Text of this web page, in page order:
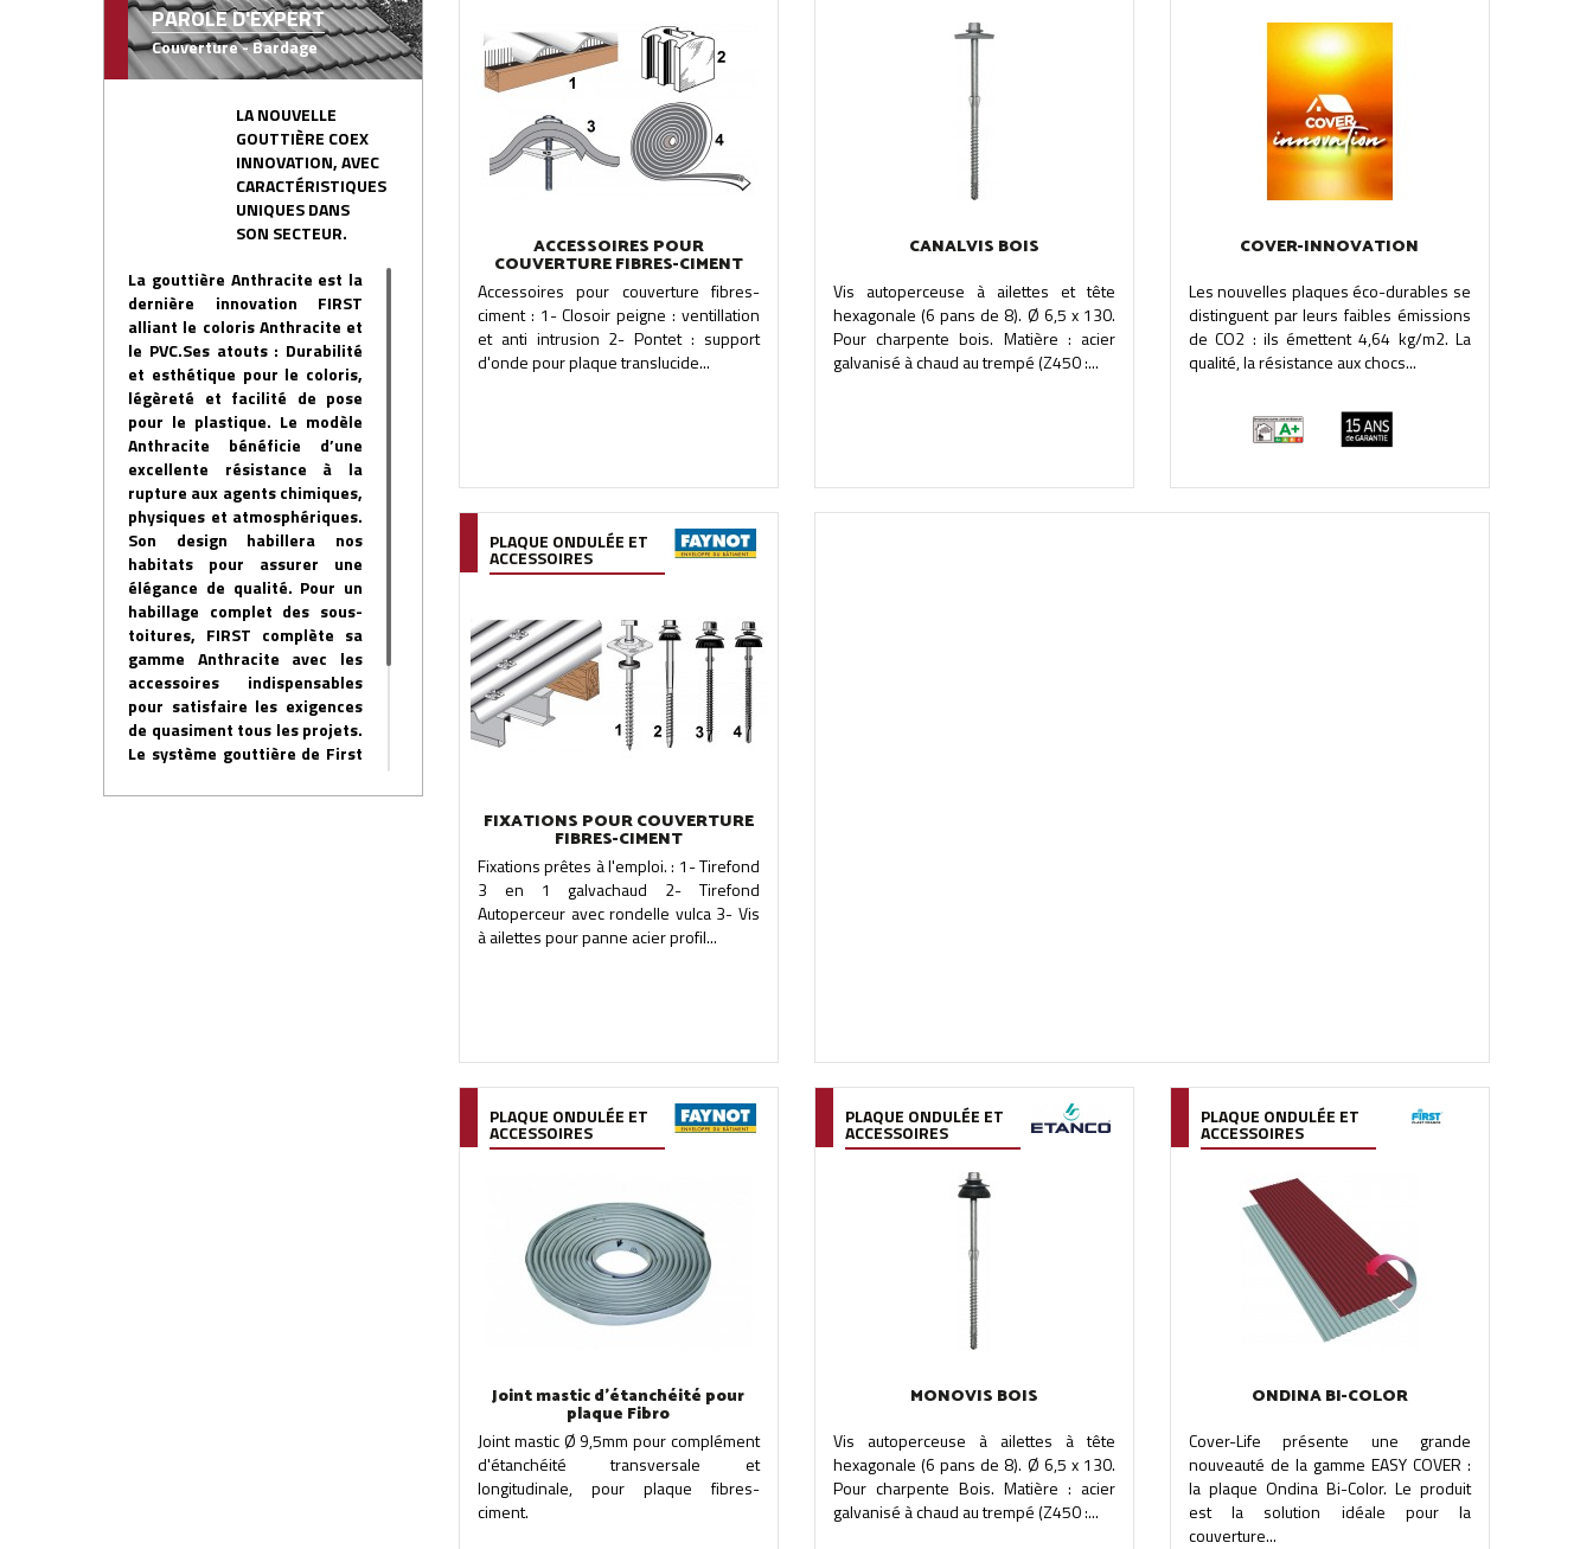
PAROLE D'EXPERT
Couverture - Bardage
LA NOUVELLE
GOUTTIÈRE COEX
INNOVATION, AVEC
CARACTÉRISTIQUES
UNIQUES DANS
SON SECTEUR.
La gouttière Anthracite est la
dernière innovation FIRST
alliant le coloris Anthracite et
le PVC.Ses atouts : Durabilité
et esthétique pour le coloris,
légèreté et facilité de pose
pour le plastique. Le modèle
Anthracite bénéficie d’une
excellente résistance à la
rupture aux agents chimiques,
physiques et atmosphériques.
Son design habillera nos
habitats pour assurer une
élégance de qualité. Pour un
habillage complet des sous-
toitures, FIRST complète sa
gamme Anthracite avec les
accessoires indispensables
pour satisfaire les exigences
de quasiment tous les projets.
Le système gouttière de First
à installer. L’assemblage des
ACCESSOIRES POUR
COUVERTURE FIBRES-CIMENT
Accessoires pour couverture fibres-
ciment : 1- Closoir peigne : ventillation
et anti intrusion 2- Pontet : support
d'onde pour plaque translucide...
CANALVIS BOIS
Vis autoperceuse à ailettes et tête
hexagonale (6 pans de 8). Ø 6,5 x 130.
Pour charpente bois. Matière : acier
galvanisé à chaud au trempé (Z450 :...
COVER-INNOVATION
Les nouvelles plaques éco-durables se
distinguent par leurs faibles émissions
de CO2 : ils émettent 4,64 kg/m2. La
qualité, la résistance aux chocs...
PLAQUE ONDULÉE ET
ACCESSOIRES
FIXATIONS POUR COUVERTURE
FIBRES-CIMENT
Fixations prêtes à l'emploi. : 1- Tirefond
3 en 1 galvachaud 2- Tirefond
Autoperceur avec rondelle vulca 3- Vis
à ailettes pour panne acier profil...
PLAQUE ONDULÉE ET
ACCESSOIRES
Joint mastic d'étanchéité pour
plaque Fibro
Joint mastic Ø 9,5mm pour complément
d'étanchéité transversale et
longitudinale, pour plaque fibres-
ciment.
PLAQUE ONDULÉE ET
ACCESSOIRES
MONOVIS BOIS
Vis autoperceuse à ailettes à tête
hexagonale (6 pans de 8). Ø 6,5 x 130.
Pour charpente Bois. Matière : acier
galvanisé à chaud au trempé (Z450 :...
PLAQUE ONDULÉE ET
ACCESSOIRES
ONDINA BI-COLOR
Cover-Life présente une grande
nouveauté de la gamme EASY COVER :
la plaque Ondina Bi-Color. Le produit
est la solution idéale pour la
couverture...